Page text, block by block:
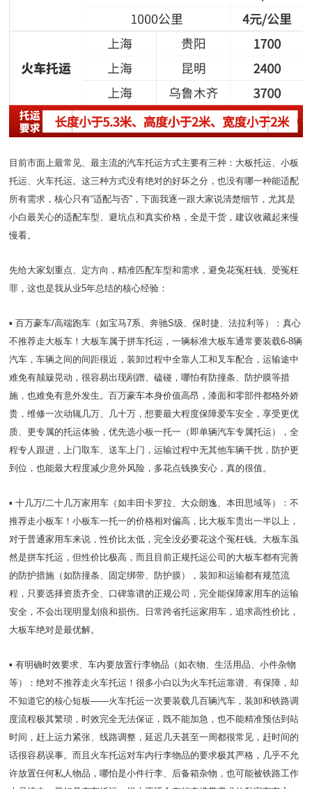
目前市面上最常见、最主流的汽车托运方式主要有三种：大板托运、小板
托运、火车托运。这三种方式没有绝对的好坏之分，也没有哪一种能适配
所有需求，核心只有“适配与否”，下面我逐一跟大家说清楚细节，尤其是
小白最关心的适配车型、避坑点和真实价格，全是干货，建议收藏起来慢
慢看。
先给大家划重点、定方向，精准匹配车型和需求，避免花冤枉钱、受冤枉
罪，这也是我从业5年总结的核心经验：
▪️ 百万豪车/高端跑车（如宝马7系、奔驰S级、保时捷、法拉利等）：真心
不推荐走大板车！大板车属于拼车托运，一辆标准大板车通常要装载6-8辆
汽车，车辆之间的间距很近，装卸过程中全靠人工和叉车配合，运输途中
难免有颠簸晃动，很容易出现剐蹭、磕碰，哪怕有防撞条、防护膜等措
施，也难免有意外发生。百万豪车本身价值高昂，漆面和零部件都格外娇
贵，维修一次动辄几万、几十万，想要最大程度保障爱车安全，享受更优
质、更专属的托运体验，优先选小板一托一（即单辆汽车专属托运），全
程专人跟进，上门取车、送车上门，运输过程中无其他车辆干扰，防护更
到位，也能最大程度减少意外风险，多花点钱换安心，真的很值。
▪️ 十几万/二十几万家用车（如丰田卡罗拉、大众朗逸、本田思域等）：不
推荐走小板车！小板车一托一的价格相对偏高，比大板车贵出一半以上，
对于普通家用车来说，性价比太低，完全没必要花这个冤枉钱。大板车虽
然是拼车托运，但性价比极高，而且目前正规托运公司的大板车都有完善
的防护措施（如防撞条、固定绑带、防护膜），装卸和运输都有规范流
程，只要选择资质齐全、口碑靠谱的正规公司，完全能保障家用车的运输
安全，不会出现明显划痕和损伤。日常跨省托运家用车，追求高性价比，
大板车绝对是最优解。
▪️ 有明确时效要求、车内要放置行李物品（如衣物、生活用品、小件杂物
等）：绝对不推荐走火车托运！很多小白以为火车托运靠谱、有保障，却
不知道它的核心短板——火车托运一次要装载几百辆汽车，装卸和铁路调
度流程极其繁琐，时效完全无法保证，既不能加急，也不能精准预估到站
时间，赶上运力紧张、线路调整，延迟几天甚至一周都很常见，赶时间的
话很容易误事。而且火车托运对车内行李物品的要求极其严格，几乎不允
许放置任何私人物品，哪怕是小件行李、后备箱杂物，也可能被铁路工作